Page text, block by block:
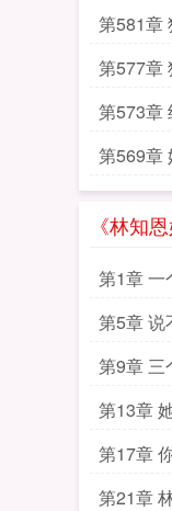
第581章
第577章
第573章
第569章
《林知
第1章 一
第5章 说
么
第9章 三
第13章
第17章
第21章